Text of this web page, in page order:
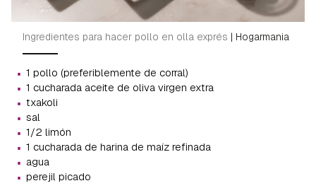
Ingredientes para hacer pollo en olla exprés | Hogarmania
· 1 pollo (preferiblemente de corral)
· 1 cucharada aceite de oliva virgen extra
· txakoli
· sal
· 1/2 limón
· 1 cucharada de harina de maíz refinada
· agua
· perejil picado